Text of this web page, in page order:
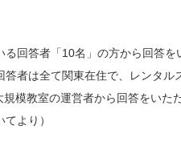
る回答者「10名」の方から回答
者は全て関東在住で、レンタル
模教室の運営者から回答をいた
より）